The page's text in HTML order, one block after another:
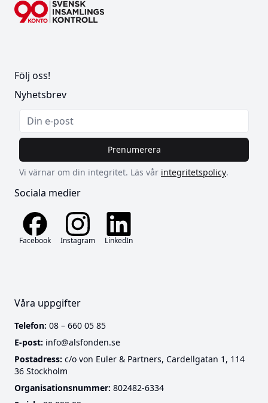
Följ oss!
Nyhetsbrev
Prenumerera
Vi värnar om din integritet. Läs vår integritetspolicy.
Sociala medier
Facebook Instagram LinkedIn
Våra uppgifter
Telefon: 08 – 660 05 85
E-post: info@alsfonden.se
Postadress: c/o von Euler & Partners, Cardellgatan 1, 114
36 Stockholm
Organisationsnummer: 802482-6334
Cookies